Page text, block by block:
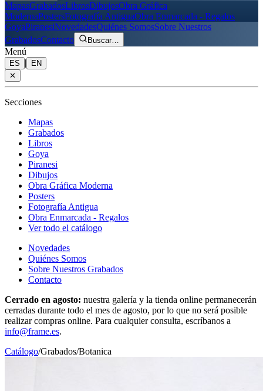
MapasGrabadosLibrosDibujosObra Gráfica
ModernaPostersFotografía AntiguaObra Enmarcada - Regalos
GoyaPiranesiNovedadesQuiénes SomosSobre Nuestros
GrabadosContacto Buscar…
Menú
ES |
EN
✕
Secciones
Mapas
Grabados
Libros
Goya
Piranesi
Dibujos
Obra Gráfica Moderna
Posters
Fotografía Antigua
Obra Enmarcada - Regalos
Ver todo el catálogo
Novedades
Quiénes Somos
Sobre Nuestros Grabados
Contacto
Cerrado en agosto: nuestra galería y la tienda online permanecerán
cerradas durante todo el mes de agosto, por lo que no será posible
realizar compras online. Para cualquier consulta, escríbanos a
info@frame.es.
Catálogo/Grabados/Botanica